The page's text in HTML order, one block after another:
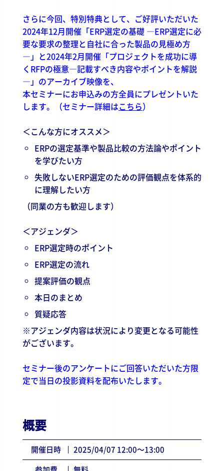
さらに今回、特別特典として、ご好評いただいた
2024年12月開催「ERP選定の基礎 ―ERP選定に必
要な要求の整理と自社に合った製品の見極め方
―」と2024年2月開催「プロジェクトを成功に導
くRFPの極意―記載すべき内容やポイントを解説
―」のアーカイブ映像を、
本セミナーにお申込みの方全員にプレゼントいた
します。（セミナー詳細はこちら）
＜こんな方にオススメ＞
ERPの選定基準や製品比較の方法論やポイント
を学びたい方
失敗しないERP選定のための評価観点を体系的
に理解したい方
（同業の方も歓迎します）
＜アジェンダ＞
ERP選定時のポイント
ERP選定の流れ
提案評価の観点
本日のまとめ
質疑応答
※アジェンダ内容は状況により変更となる可能性
がございます。
セミナー後のアンケートにご回答いただいた方限
定で当日の投影資料を配布いたします。
概要
開催日時
2025/04/07 12:00〜13:00